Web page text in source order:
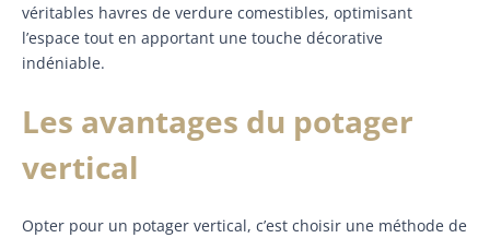
véritables havres de verdure comestibles, optimisant
l’espace tout en apportant une touche décorative
indéniable.
Les avantages du potager
vertical
Opter pour un potager vertical, c’est choisir une méthode de